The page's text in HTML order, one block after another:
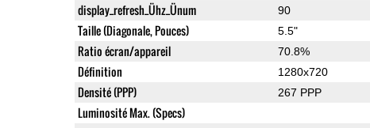
display_refresh_Ühz_Ünum 90
Taille (Diagonale, Pouces) 5.5"
Ratio écran/appareil 70.8%
Définition 1280x720
Densité (PPP) 267 PPP
Luminosité Max. (Specs)